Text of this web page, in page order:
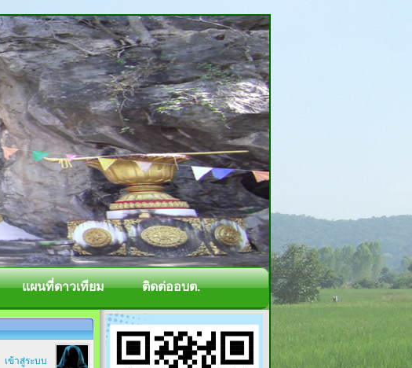
แผนที่ดาวเทียม ติดต่ออบต.
เข้าสู่ระบบ